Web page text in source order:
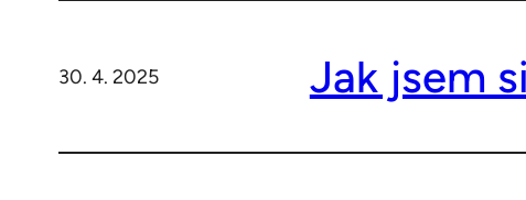
30. 4. 2025 Jak jsem